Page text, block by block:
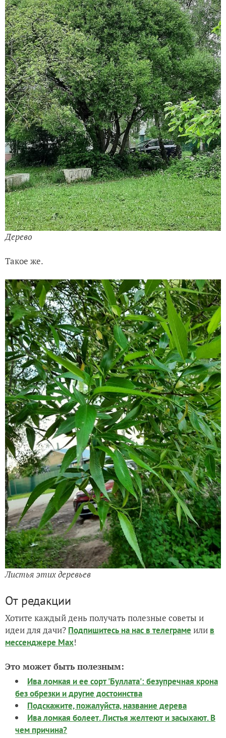
Дерево
Такое же.
Листья этих деревьев
От редакции
Хотите каждый день получать полезные советы и
идеи для дачи? Подпишитесь на нас в телеграме или в
мессенджере Max!
Это может быть полезным:
Ива ломкая и ее сорт 'Буллата': безупречная крона
без обрезки и другие достоинства
Подскажите, пожалуйста, название дерева
Ива ломкая болеет. Листья желтеют и засыхают. В
чем причина?